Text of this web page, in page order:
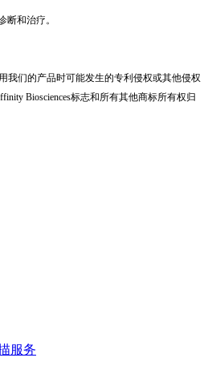
断和治疗。
我们的产品时可能发生的专利侵权或其他侵权
Biosciences标志和所有其他商标所有权归
服务